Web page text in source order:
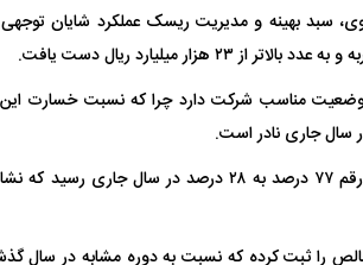
سبد بهینه و مدیریت ریسک عملکرد شایان
وضعیت مناسب شرکت دارد چرا که نسبت خسارت
این وضعیت نزولی نسبت خسارت از سال ۱۳۹۹ شروع شد و از رقم ۷۷ درصد به ۲۸ درصد در
میلیارد ریال درآمد ناخالص را ثبت کرده که نسبت به دوره مشابه در
دختر ۱۸ ساله بر اثر برق
کشته شدند